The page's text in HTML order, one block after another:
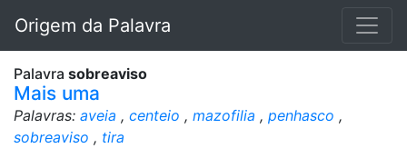
Origem da Palavra
Palavra sobreaviso
Mais uma
Palavras: aveia , centeio , mazofilia , penhasco ,
sobreaviso , tira